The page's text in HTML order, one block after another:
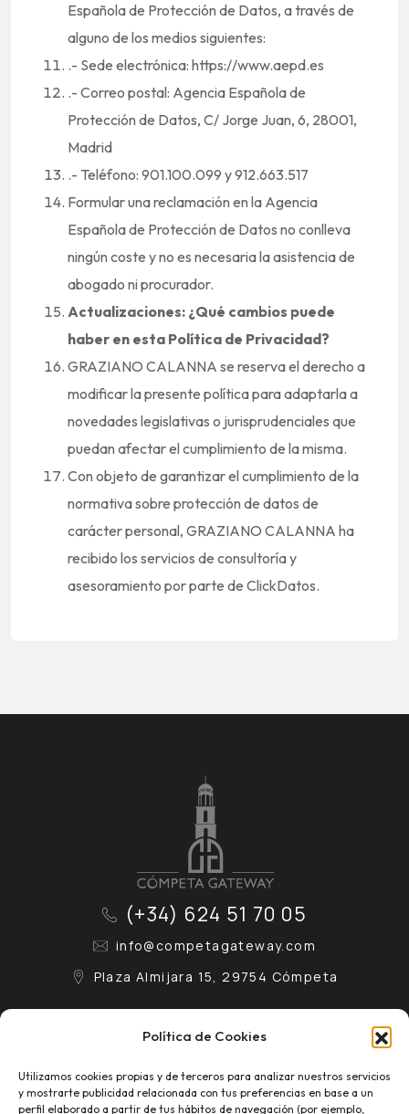
Política de Cookies
Utilizamos cookies propias y de terceros para analizar nuestros servicios
y mostrarte publicidad relacionada con tus preferencias en base a un
perfil elaborado a partir de tus hábitos de navegación (por ejemplo,
Española de Protección de Datos, a través de
alguno de los medios siguientes:
.- Sede electrónica: https://www.aepd.es
.- Correo postal: Agencia Española de
Protección de Datos, C/ Jorge Juan, 6, 28001,
Madrid
.- Teléfono: 901.100.099 y 912.663.517
Formular una reclamación en la Agencia
Española de Protección de Datos no conlleva
ningún coste y no es necesaria la asistencia de
abogado ni procurador.
Actualizaciones: ¿Qué cambios puede
haber en esta Política de Privacidad?
GRAZIANO CALANNA se reserva el derecho a
modificar la presente política para adaptarla a
novedades legislativas o jurisprudenciales que
puedan afectar el cumplimiento de la misma.
Con objeto de garantizar el cumplimiento de la
normativa sobre protección de datos de
carácter personal, GRAZIANO CALANNA ha
recibido los servicios de consultoría y
asesoramiento por parte de ClickDatos.
(+34) 624 51 70 05
info@competagateway.com
Plaza Almijara 15, 29754 Cómpeta
Contacto
Eventos Política de Cookies